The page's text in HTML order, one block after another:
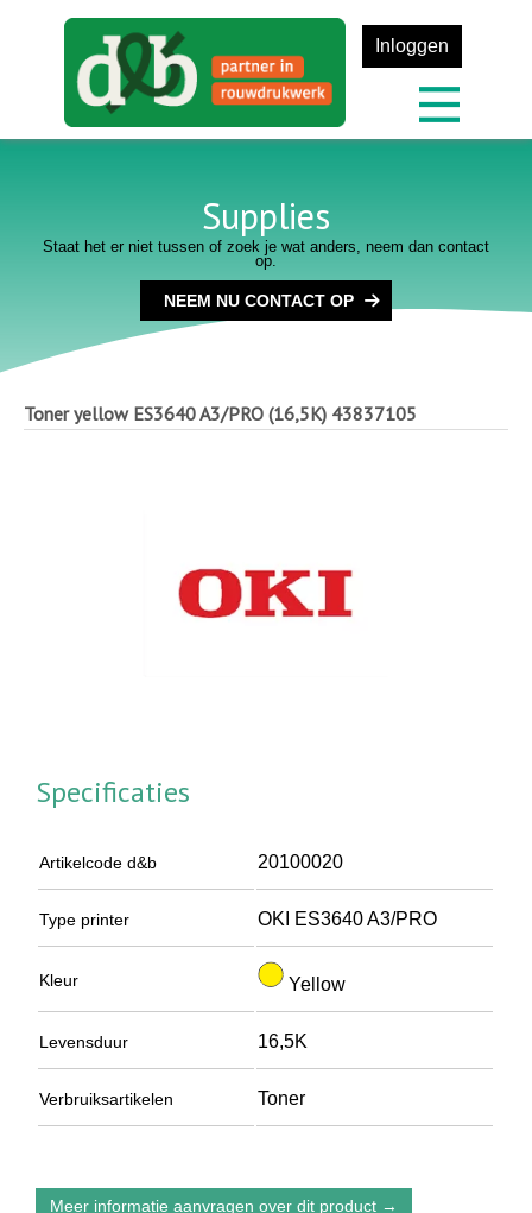
Inloggen
Supplies
Staat het er niet tussen of zoek je wat anders, neem dan contact
op.
NEEM NU CONTACT OP
Toner yellow ES3640 A3/PRO (16,5K) 43837105
Specificaties
Artikelcode d&b 20100020
Type printer OKI ES3640 A3/PRO
Kleur Yellow
Levensduur 16,5K
Verbruiksartikelen Toner
Meer informatie aanvragen over dit product →